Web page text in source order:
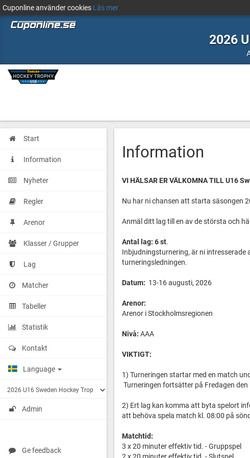
Cuponline använder cookies Läs mer
2026
Start
Information
Nyheter
Regler
Arenor
Klasser / Grupper
Lag
Matcher
Tabeller
Statistik
Kontakt
Language
Admin
Ge feedback
Information
VI HÄLSAR ER VÄLKOMNA TILL U16
Nu har ni chansen att starta säsongen
Anmäl ditt lag till en av de största och
Antal lag: 6 st.
Inbjudningsturnering, är ni
turneringsledningen.
Datum: 13-16 augusti, 2026
Arenor:
Arenor i Stockholmsregionen
Nivå: AAA
VIKTIGT:
1) Turneringen startar med en match
Turneringen fortsätter på Fredagen
2) Ert lag kan komma att byta spelort
att behöva spela match kl. 08:00 på
Matchtid:
3 x 20 minuter effektiv tid. - Gruppspel